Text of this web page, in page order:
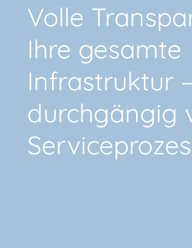
Volle
Ihre gesamte
Infrastruktur
durchgängig